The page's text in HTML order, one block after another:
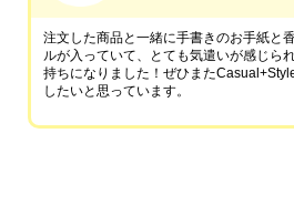
注文した商品と一緒に手書きのお手紙と
ルが入っていて、とても気遣いが感じら
持ちになりました！ぜひまた
したいと思っています。